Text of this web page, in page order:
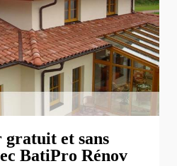
gratuit et sans
BatiPro Rénov